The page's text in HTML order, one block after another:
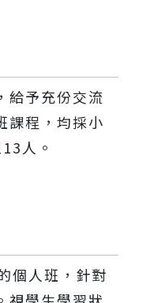
給予充份交流
課程，均採小
人。
個人班，針對